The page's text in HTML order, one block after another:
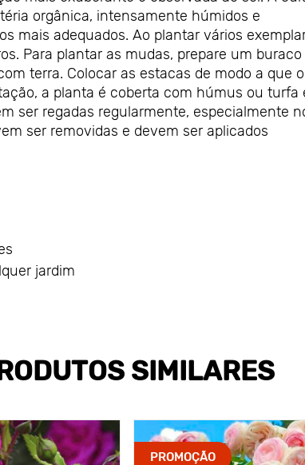
orgânica, intensamente húmidos e
mais adequados. Ao plantar vários
Para plantar as mudas, prepare um buraco
terra. Colocar as estacas de modo a que
a planta é coberta com húmus ou turfa
ser regadas regularmente, especialmente
ser removidas e devem ser aplicados
jardim
SIMILARES
PROMOÇÃO